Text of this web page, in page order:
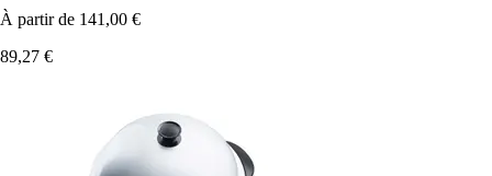
À partir de 141,00 €
89,27 €